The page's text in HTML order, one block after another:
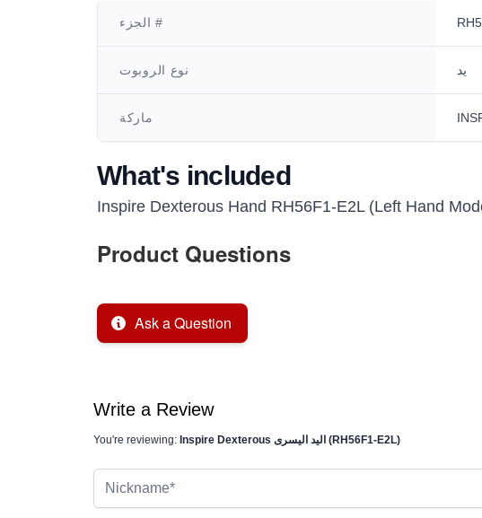
الجزء #
نوع الروبوت يد
ماركة
What's included
Inspire Dexterous Hand RH56F1-E2L (Left Hand
Product Questions
Ask a Question
Write a Review
You're reviewing: Inspire Dexterous اليد اليسرى (RH56F1-E2L)